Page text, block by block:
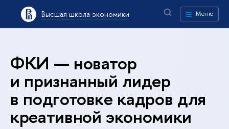
Высшая школа экономики Меню
ФКИ — новатор
и признанный лидер
в подготовке кадров для
креативной экономики